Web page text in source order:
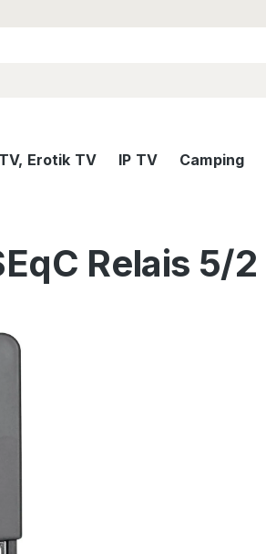
Erotik TV IP TV Camping
Relais 5/2